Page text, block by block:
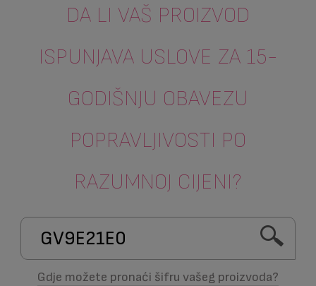
DA LI VAŠ PROIZVOD
ISPUNJAVA USLOVE ZA 15-
GODIŠNJU OBAVEZU
POPRAVLJIVOSTI PO
RAZUMNOJ CIJENI?
Gdje možete pronaći šifru vašeg proizvoda?